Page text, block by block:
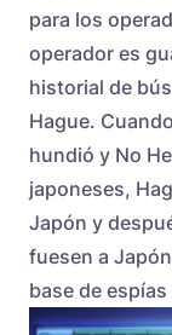
para los
operador es
historial de
Hague.
hundió y No
japoneses,
Japón y
fuesen a
base de